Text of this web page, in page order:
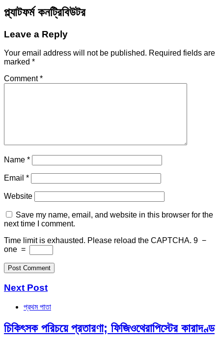
প্ল্যাটফর্ম কনট্রিবিউটর
Leave a Reply
Your email address will not be published. Required fields are
marked *
Comment*
Name *
Email *
Website
Save my name, email, and website in this browser for the
next time I comment.
Time limit is exhausted. Please reload the CAPTCHA. 9 −
one =
Next Post
প্রথম পাতা
চিকিৎসক পরিচয়ে প্রতারণা; ফিজিওথেরাপিস্টের কারাদণ্ড